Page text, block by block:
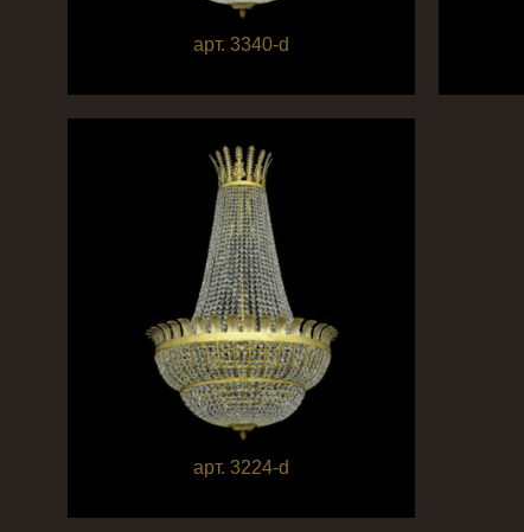
арт. 3340-d
арт. 3224-d